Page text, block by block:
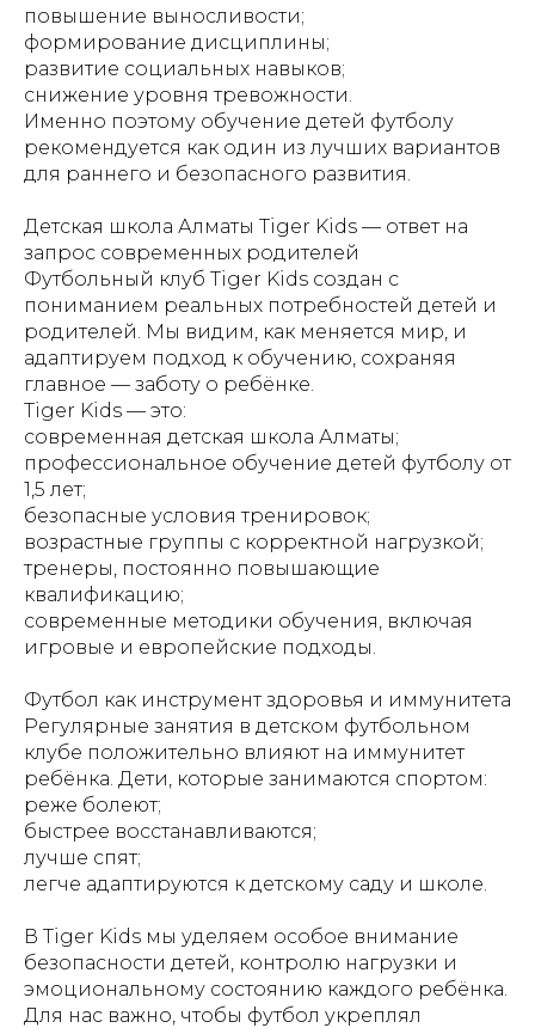
повышение выносливости;
формирование дисциплины;
развитие социальных навыков;
снижение уровня тревожности.
Именно поэтому обучение детей футболу
рекомендуется как один из лучших вариантов
для раннего и безопасного развития.
Детская школа Алматы Tiger Kids — ответ на
запрос современных родителей
Футбольный клуб Tiger Kids создан с
пониманием реальных потребностей детей и
родителей. Мы видим, как меняется мир, и
адаптируем подход к обучению, сохраняя
главное — заботу о ребёнке.
Tiger Kids — это:
современная детская школа Алматы;
профессиональное обучение детей футболу от
1,5 лет;
безопасные условия тренировок;
возрастные группы с корректной нагрузкой;
тренеры, постоянно повышающие
квалификацию;
современные методики обучения, включая
игровые и европейские подходы.
Футбол как инструмент здоровья и иммунитета
Регулярные занятия в детском футбольном
клубе положительно влияют на иммунитет
ребёнка. Дети, которые занимаются спортом:
реже болеют;
быстрее восстанавливаются;
лучше спят;
легче адаптируются к детскому саду и школе.
В Tiger Kids мы уделяем особое внимание
безопасности детей, контролю нагрузки и
эмоциональному состоянию каждого ребёнка.
Для нас важно, чтобы футбол укреплял